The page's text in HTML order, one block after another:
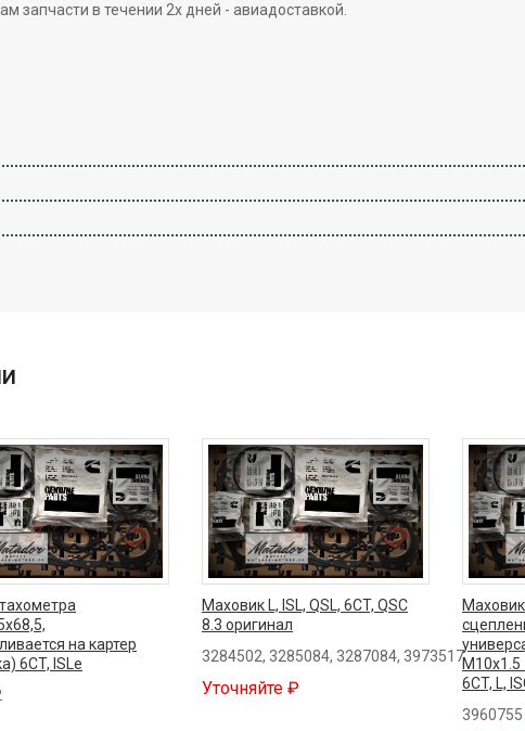
запчасти в течении 2х дней - авиадоставкой.
на картер
6CT, ISLe
Маховик L, ISL, QSL, 6CT, QSC
8.3 оригинал
3284502, 3285084, 3287084, 3973517
Уточняйте ₽
M10x1.5
6CT, L,
3960755